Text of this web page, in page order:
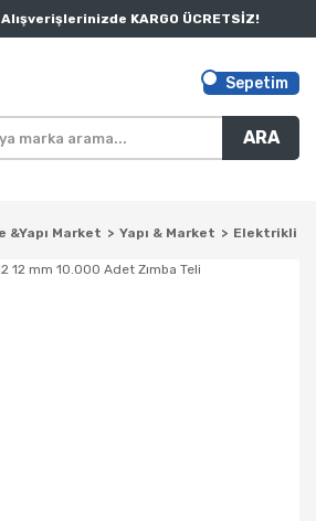
KARGO ÜCRETSİZ!
ARA
Sepetim
&Yapı Market Yapı & Market Elektrikli